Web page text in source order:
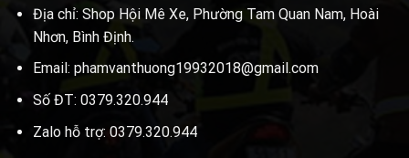
Địa chỉ: Shop Hội Mê Xe, Phường Tam Quan Nam, Hoài
Nhơn, Bình Định.
Email: phamvanthuong19932018@gmail.com
Số ĐT: 0379.320.944
Zalo hỗ trợ: 0379.320.944